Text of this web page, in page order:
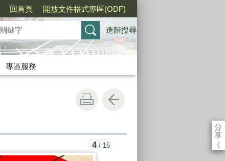
回首頁 開放文件格式專區(ODF)
進階搜尋
專區服務
分
享
《
5 / 15